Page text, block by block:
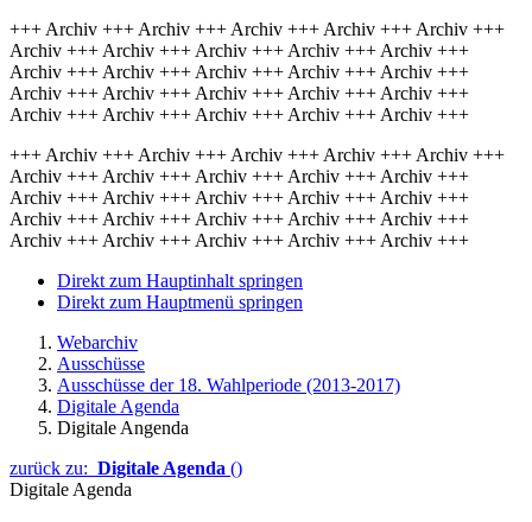
+++ Archiv +++ Archiv +++ Archiv +++ Archiv +++ Archiv +++
Archiv +++ Archiv +++ Archiv +++ Archiv +++ Archiv +++
Archiv +++ Archiv +++ Archiv +++ Archiv +++ Archiv +++
Archiv +++ Archiv +++ Archiv +++ Archiv +++ Archiv +++
Archiv +++ Archiv +++ Archiv +++ Archiv +++ Archiv +++
+++ Archiv +++ Archiv +++ Archiv +++ Archiv +++ Archiv +++
Archiv +++ Archiv +++ Archiv +++ Archiv +++ Archiv +++
Archiv +++ Archiv +++ Archiv +++ Archiv +++ Archiv +++
Archiv +++ Archiv +++ Archiv +++ Archiv +++ Archiv +++
Archiv +++ Archiv +++ Archiv +++ Archiv +++ Archiv +++
Direkt zum Hauptinhalt springen
Direkt zum Hauptmenü springen
Webarchiv
Ausschüsse
Ausschüsse der 18. Wahlperiode (2013-2017)
Digitale Agenda
Digitale Angenda
zurück zu: Digitale Agenda ()
Digitale Agenda